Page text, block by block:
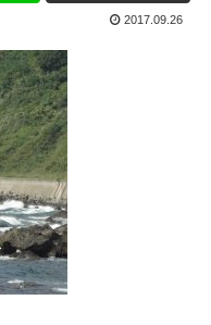
2017.09.26